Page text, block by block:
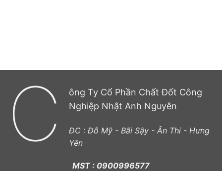
C
ông Ty Cổ Phần Chất Đốt Công
Nghiệp Nhật Anh Nguyễn
ĐC : Đỗ Mỹ - Bãi Sậy - Ân Thi - Hưng
Yên
MST : 0900996577